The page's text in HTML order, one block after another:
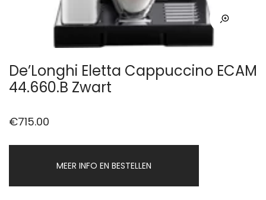
De’Longhi Eletta Cappuccino ECAM
44.660.B Zwart
€715.00
MEER INFO EN BESTELLEN